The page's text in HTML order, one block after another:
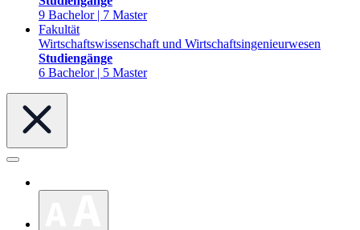
9 Bachelor | 7 Master
Fakultät
Wirtschaftswissenschaft und Wirtschaftsingenieurwesen
Studiengänge
6 Bachelor | 5 Master